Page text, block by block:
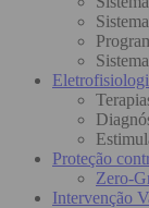
Proteção
Zero-
Intervenção